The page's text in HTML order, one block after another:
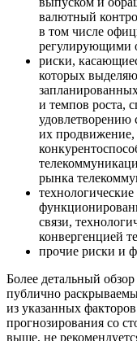
валютный
в том числе
регулирующими
риски,
которых
и темпов роста,
удовлетворению
их продвижение,
рынка
связи,
конвергенцией
прочие риски и
Более детальный
публично
из указанных
прогнозирования со
выше, не